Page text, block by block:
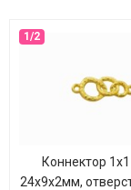
Коннектор
24х9х2мм,